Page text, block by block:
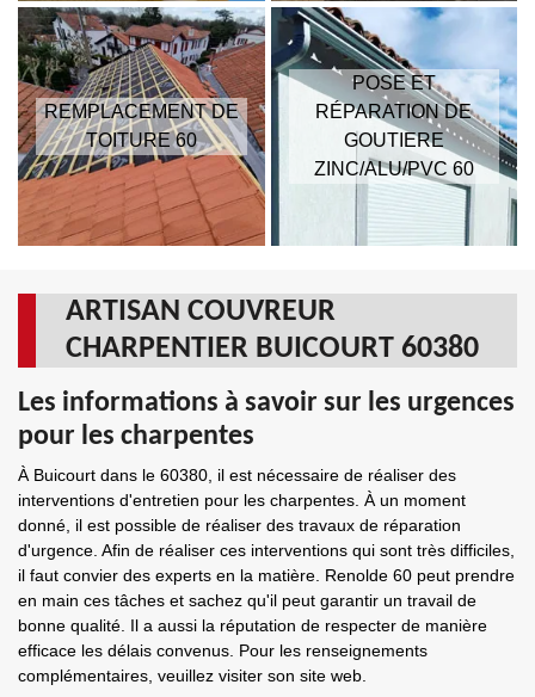
REMPLACEMENT DE
TOITURE 60
POSE ET
RÉPARATION DE
GOUTIERE
ZINC/ALU/PVC 60
ARTISAN COUVREUR
CHARPENTIER BUICOURT 60380
Les informations à savoir sur les urgences
pour les charpentes
À Buicourt dans le 60380, il est nécessaire de réaliser des
interventions d'entretien pour les charpentes. À un moment
donné, il est possible de réaliser des travaux de réparation
d'urgence. Afin de réaliser ces interventions qui sont très difficiles,
il faut convier des experts en la matière. Renolde 60 peut prendre
en main ces tâches et sachez qu'il peut garantir un travail de
bonne qualité. Il a aussi la réputation de respecter de manière
efficace les délais convenus. Pour les renseignements
complémentaires, veuillez visiter son site web.